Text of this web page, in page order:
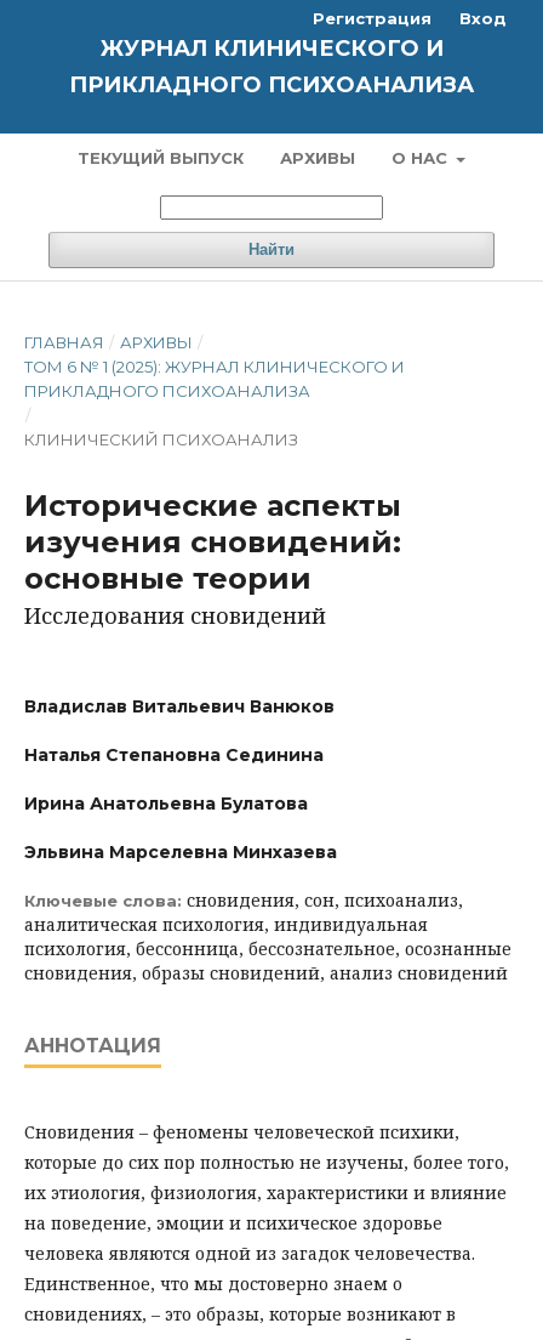
ЖУРНАЛ КЛИНИЧЕСКОГО И
ПРИКЛАДНОГО ПСИХОАНАЛИЗА
ТЕКУЩИЙ ВЫПУСК АРХИВЫ О НАС
Найти
Регистрация Вход
ГЛАВНАЯ / АРХИВЫ /
ТОМ 6 № 1 (2025): ЖУРНАЛ КЛИНИЧЕСКОГО И
ПРИКЛАДНОГО ПСИХОАНАЛИЗА
/
КЛИНИЧЕСКИЙ ПСИХОАНАЛИЗ
Исторические аспекты
изучения сновидений:
основные теории
Исследования сновидений
Владислав Витальевич Ванюков
Наталья Степановна Сединина
Ирина Анатольевна Булатова
Эльвина Марселевна Минхазева
Ключевые слова: сновидения, сон, психоанализ,
аналитическая психология, индивидуальная
психология, бессонница, бессознательное, осознанные
сновидения, образы сновидений, анализ сновидений
АННОТАЦИЯ
Сновидения – феномены человеческой психики,
которые до сих пор полностью не изучены, более того,
их этиология, физиология, характеристики и влияние
на поведение, эмоции и психическое здоровье
человека являются одной из загадок человечества.
Единственное, что мы достоверно знаем о
сновидениях, – это образы, которые возникают в